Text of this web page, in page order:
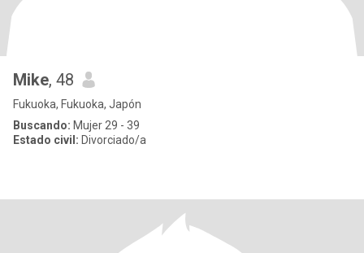
Mike, 48
Fukuoka, Fukuoka, Japón
Buscando: Mujer 29 - 39
Estado civil: Divorciado/a